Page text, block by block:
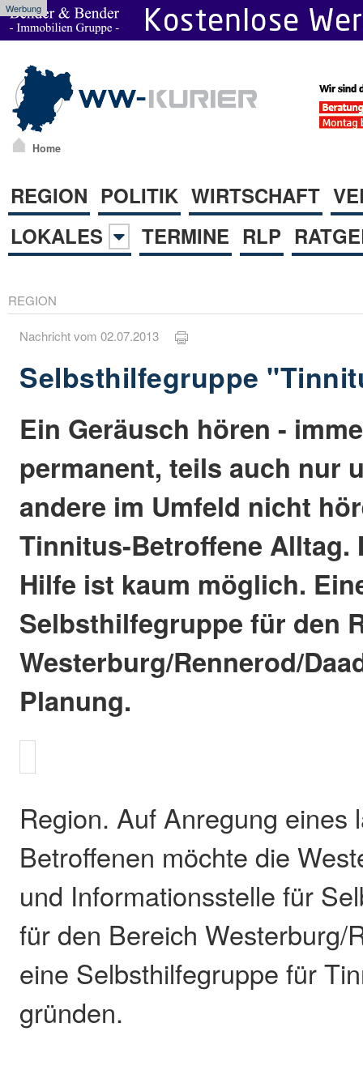
Werbung
Home
REGION POLITIK WIRTSCHAFT
LOKALES
TERMINE RLP
REGION
Nachricht vom 02.07.2013
Selbsthilfegruppe
Ein Geräusch hören -
permanent, teils auch nur
andere im Umfeld nicht
Tinnitus-Betroffene Alltag.
Hilfe ist kaum möglich.
Selbsthilfegruppe für den
Westerburg/Rennerod/
Planung.
Region. Auf Anregung eines
Betroffenen möchte die
und Informationsstelle für
für den Bereich Westerburg/
eine Selbsthilfegruppe für
gründen.